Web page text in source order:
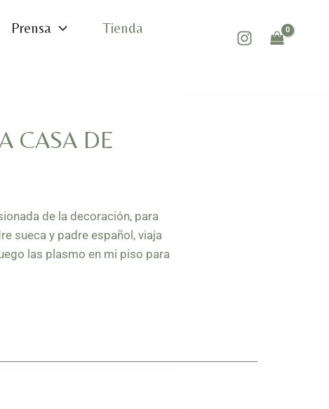
Prensa
Tienda
CASA DE
de la decoración, para
sueca y padre español, viaja
las plasmo en mi piso para